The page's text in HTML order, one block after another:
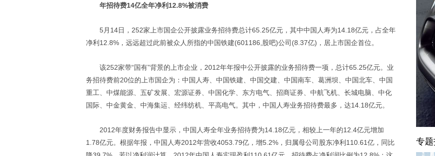
年招待费14亿全年净利12.8%被消费
5月14日，252家上市国企公开披露业务招待费总计65.25亿元，其中中国人寿为14.18亿元，占全年
净利12.8%，远远超过此前被众人所指的中国铁建(601186,股吧)公司(8.37亿)，居上市国企首位。
该252家带“国有”背景的上市企业，2012年年报中公开披露的业务招待费一项，总计65.25亿元。业
务招待费前20位的上市国企为：中国人寿、中国铁建、中国交建、中国南车、葛洲坝、中国北车、中国
重工、中煤能源、五矿发展、宏源证券、中国化学、东方电气、招商证券、中航飞机、长城电脑、中化
国际、中金黄金、中海集运、经纬纺机、平高电气。其中，中国人寿业务招待费最多，达14.18亿元。
2012年度财务报告中显示，中国人寿全年业务招待费为14.18亿元，相较上一年的12.4亿元增加
1.78亿元。根据年报，中国人寿2012年营收4053.79亿，增5.2%，归属母公司股东净利110.61亿，同比
专